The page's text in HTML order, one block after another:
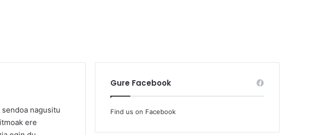
nagusitu
ere
Gure Facebook
Find us on Facebook